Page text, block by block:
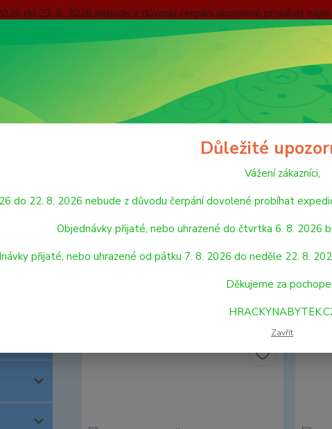
do 23. 8. 2026 nebude z důvodu čerpání dovolené probíhat
budou expedovány v pátek 7. 8. 2026. Objednávky přijaté,
pondělí 24. 8. 2026. Děkujeme za pochopení
ZÁSADY OCHRANY OSOBNÍCH
Holčičky
Důležité
Vážení zákazníci,
do 22. 8. 2026 nebude z důvodu čerpání dovolené probíhat
Objednávky přijaté, nebo uhrazené do čtvrtka 6. 8. 2026
přijaté, nebo uhrazené od pátku 7. 8. 2026 do neděle 22. 8.
Děkujeme za
Zavřít